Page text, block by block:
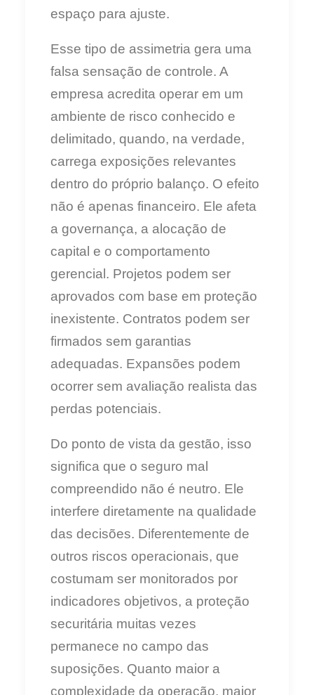
espaço para ajuste.
Esse tipo de assimetria gera uma
falsa sensação de controle. A
empresa acredita operar em um
ambiente de risco conhecido e
delimitado, quando, na verdade,
carrega exposições relevantes
dentro do próprio balanço. O efeito
não é apenas financeiro. Ele afeta
a governança, a alocação de
capital e o comportamento
gerencial. Projetos podem ser
aprovados com base em proteção
inexistente. Contratos podem ser
firmados sem garantias
adequadas. Expansões podem
ocorrer sem avaliação realista das
perdas potenciais.
Do ponto de vista da gestão, isso
significa que o seguro mal
compreendido não é neutro. Ele
interfere diretamente na qualidade
das decisões. Diferentemente de
outros riscos operacionais, que
costumam ser monitorados por
indicadores objetivos, a proteção
securitária muitas vezes
permanece no campo das
suposições. Quanto maior a
complexidade da operação, maior